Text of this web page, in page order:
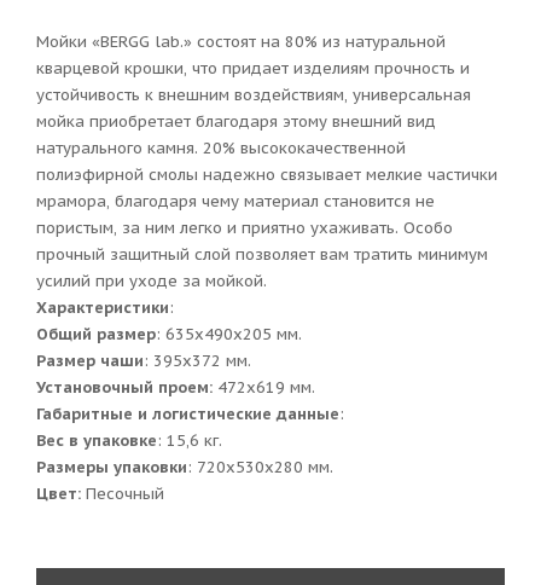
Мойки «BERGG lab.» состоят на 80% из натуральной
кварцевой крошки, что придает изделиям прочность и
устойчивость к внешним воздействиям, универсальная
мойка приобретает благодаря этому внешний вид
натурального камня. 20% высококачественной
полиэфирной смолы надежно связывает мелкие частички
мрамора, благодаря чему материал становится не
пористым, за ним легко и приятно ухаживать. Особо
прочный защитный слой позволяет вам тратить минимум
усилий при уходе за мойкой.
Характеристики:
Общий размер: 635x490x205 мм.
Размер чаши: 395х372 мм.
Установочный проем: 472x619 мм.
Габаритные и логистические данные:
Вес в упаковке: 15,6 кг.
Размеры упаковки: 720x530x280 мм.
Цвет: Песочный